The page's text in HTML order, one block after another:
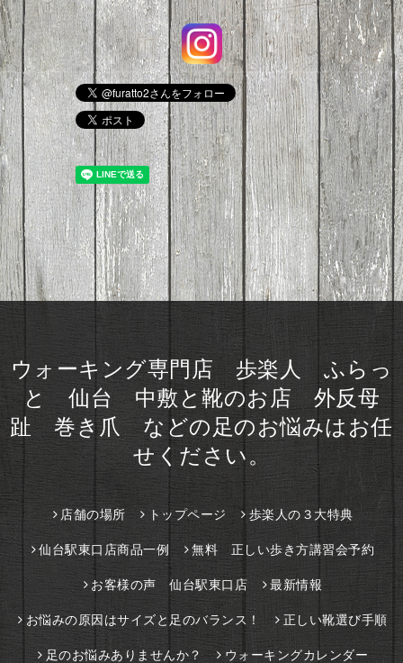
ウォーキング専門店 歩楽人 ふらっ
と 仙台 中敷と靴のお店 外反母
趾 巻き爪 などの足のお悩みはお任
せください。
店舗の場所 トップページ 歩楽人の３大特典
仙台駅東口店商品一例 無料 正しい歩き方講習会予約
お客様の声 仙台駅東口店 最新情報
お悩みの原因はサイズと足のバランス！ 正しい靴選び手順
足のお悩みありませんか？ ウォーキングカレンダー